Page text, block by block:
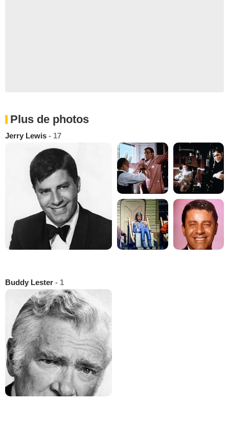
Plus de photos
Jerry Lewis - 17
Buddy Lester - 1